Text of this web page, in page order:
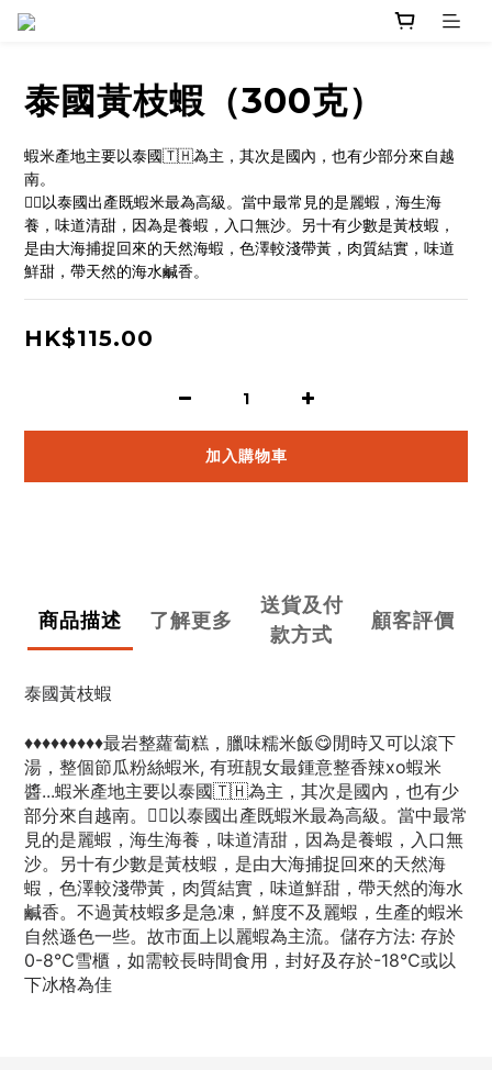
泰國黃枝蝦（300克）
蝦米產地主要以泰國🇹🇭為主，其次是國內，也有少部分來自越
南。
👉🏻以泰國出產既蝦米最為高級。當中最常見的是麗蝦，海生海
養，味道清甜，因為是養蝦，入口無沙。另十有少數是黃枝蝦，
是由大海捕捉回來的天然海蝦，色澤較淺帶黃，肉質結實，味道
鮮甜，帶天然的海水鹹香。
HK$115.00
加入購物車
商品描述 了解更多
送貨及付
款方式
顧客評價
泰國黃枝蝦
♦️♦️♦️♦️♦️♦️♦️♦️♦️最岩整蘿蔔糕，臘味糯米飯😋閒時又可以滾下
湯，整個節瓜粉絲蝦米, 有班靚女最鍾意整香辣xo蝦米
醬...蝦米產地主要以泰國🇹🇭為主，其次是國內，也有少
部分來自越南。👉🏻以泰國出產既蝦米最為高級。當中最常
見的是麗蝦，海生海養，味道清甜，因為是養蝦，入口無
沙。另十有少數是黃枝蝦，是由大海捕捉回來的天然海
蝦，色澤較淺帶黃，肉質結實，味道鮮甜，帶天然的海水
鹹香。不過黃枝蝦多是急凍，鮮度不及麗蝦，生產的蝦米
自然遜色一些。故市面上以麗蝦為主流。儲存方法: 存於
0-8℃雪櫃，如需較長時間食用，封好及存於-18℃或以
下冰格為佳